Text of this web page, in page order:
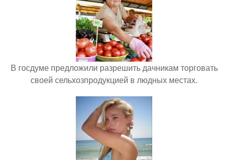
В госдуме предложили разрешить дачникам торговать
своей сельхозпродукцией в людных местах.